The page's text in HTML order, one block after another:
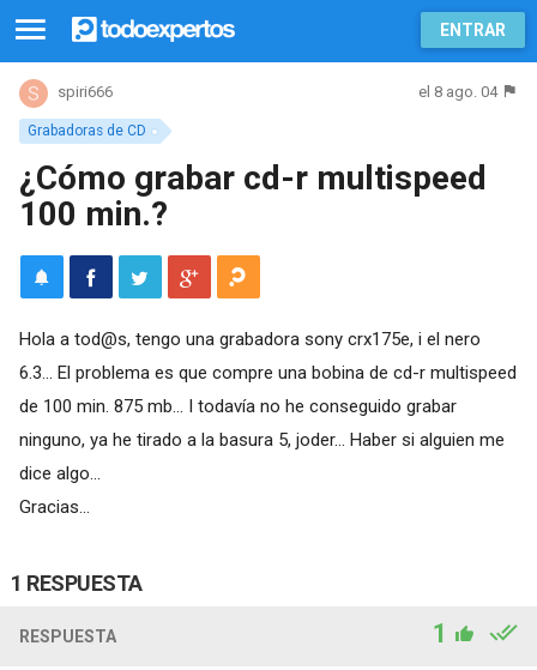
ENTRAR
Grabadoras de CD
spiri666 el 8 ago. 04
¿Cómo grabar cd-r multispeed
100 min.?
Hola a tod@s, tengo una grabadora sony crx175e, i el nero
6.3... El problema es que compre una bobina de cd-r multispeed
de 100 min. 875 mb... I todavía no he conseguido grabar
ninguno, ya he tirado a la basura 5, joder... Haber si alguien me
dice algo...
Gracias...
1 RESPUESTA
RESPUESTA 1